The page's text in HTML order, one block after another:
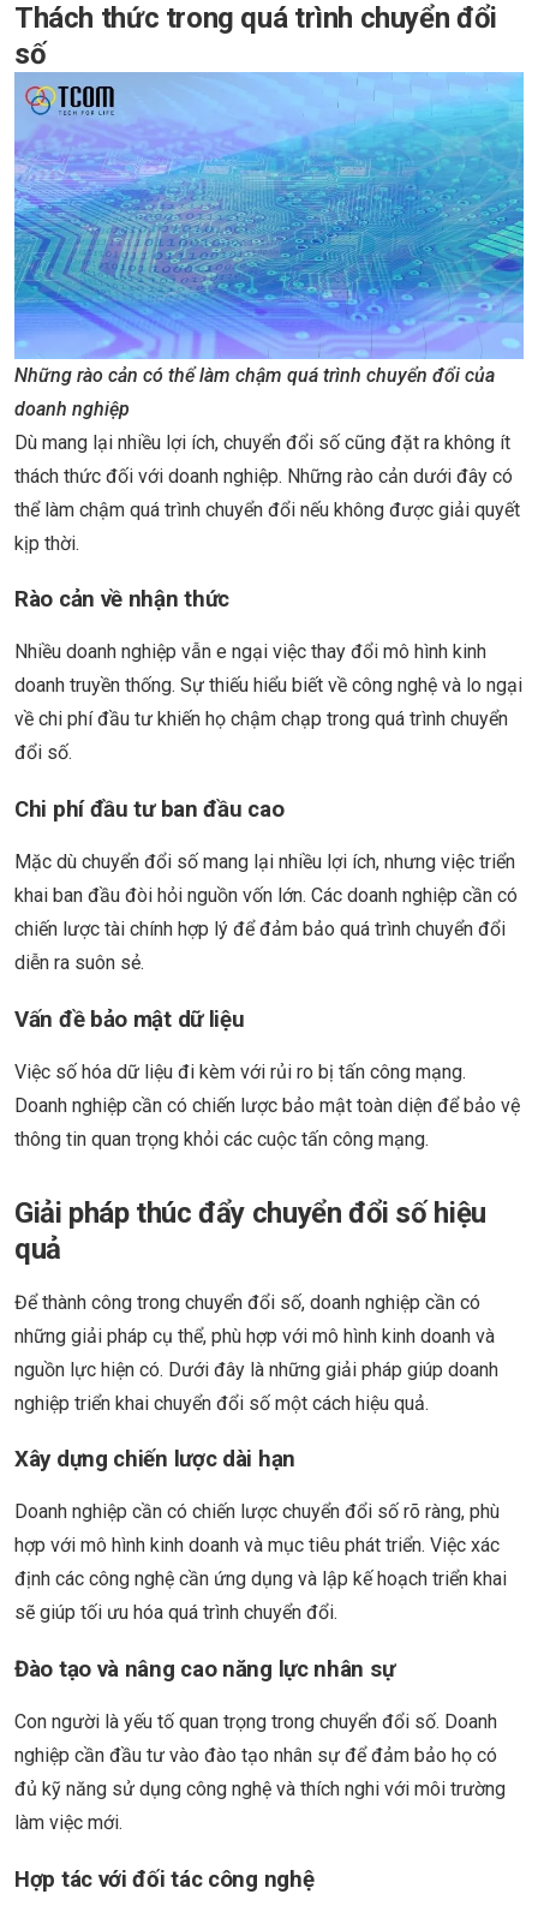
Thách thức trong quá trình chuyển đổi
số
Những rào cản có thể làm chậm quá trình chuyển đổi của
doanh nghiệp
Dù mang lại nhiều lợi ích, chuyển đổi số cũng đặt ra không ít
thách thức đối với doanh nghiệp. Những rào cản dưới đây có
thể làm chậm quá trình chuyển đổi nếu không được giải quyết
kịp thời.
Rào cản về nhận thức
Nhiều doanh nghiệp vẫn e ngại việc thay đổi mô hình kinh
doanh truyền thống. Sự thiếu hiểu biết về công nghệ và lo ngại
về chi phí đầu tư khiến họ chậm chạp trong quá trình chuyển
đổi số.
Chi phí đầu tư ban đầu cao
Mặc dù chuyển đổi số mang lại nhiều lợi ích, nhưng việc triển
khai ban đầu đòi hỏi nguồn vốn lớn. Các doanh nghiệp cần có
chiến lược tài chính hợp lý để đảm bảo quá trình chuyển đổi
diễn ra suôn sẻ.
Vấn đề bảo mật dữ liệu
Việc số hóa dữ liệu đi kèm với rủi ro bị tấn công mạng.
Doanh nghiệp cần có chiến lược bảo mật toàn diện để bảo vệ
thông tin quan trọng khỏi các cuộc tấn công mạng.
Giải pháp thúc đẩy chuyển đổi số hiệu
quả
Để thành công trong chuyển đổi số, doanh nghiệp cần có
những giải pháp cụ thể, phù hợp với mô hình kinh doanh và
nguồn lực hiện có. Dưới đây là những giải pháp giúp doanh
nghiệp triển khai chuyển đổi số một cách hiệu quả.
Xây dựng chiến lược dài hạn
Doanh nghiệp cần có chiến lược chuyển đổi số rõ ràng, phù
hợp với mô hình kinh doanh và mục tiêu phát triển. Việc xác
định các công nghệ cần ứng dụng và lập kế hoạch triển khai
sẽ giúp tối ưu hóa quá trình chuyển đổi.
Đào tạo và nâng cao năng lực nhân sự
Con người là yếu tố quan trọng trong chuyển đổi số. Doanh
nghiệp cần đầu tư vào đào tạo nhân sự để đảm bảo họ có
đủ kỹ năng sử dụng công nghệ và thích nghi với môi trường
làm việc mới.
Hợp tác với đối tác công nghệ